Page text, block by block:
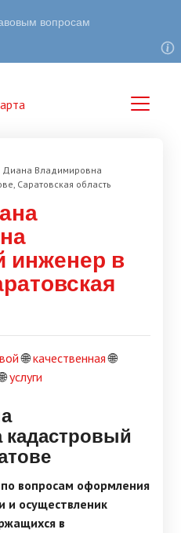
Диана Владимировна
Саратовская область
инженер в
🌐качественная🌐
услуги
вопросам оформления
и осуществленик
в